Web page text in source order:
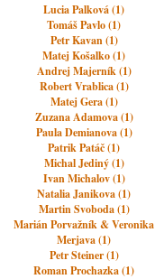
Lucia Palková (1)
Tomáš Pavlo (1)
Petr Kavan (1)
Matej Košalko (1)
Andrej Majerník (1)
Robert Vrablica (1)
Matej Gera (1)
Zuzana Adamova (1)
Paula Demianova (1)
Patrik Patáč (1)
Michal Jediný (1)
Ivan Michalov (1)
Natalia Janikova (1)
Martin Svoboda (1)
Marián Porvažník & Veronika
Merjava (1)
Petr Steiner (1)
Roman Prochazka (1)